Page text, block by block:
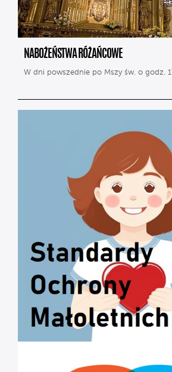
NABOŻEŃSTWA RÓŻAŃCOWE
W dni powszednie po Mszy św. o godz.